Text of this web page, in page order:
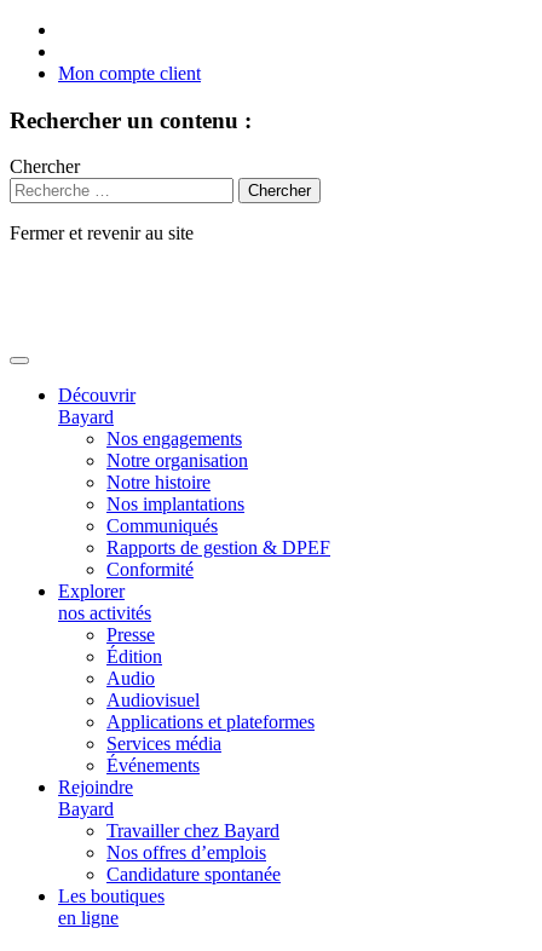
Mon compte client
Rechercher un contenu :
Chercher
Fermer et revenir au site
Découvrir
Bayard
Nos engagements
Notre organisation
Notre histoire
Nos implantations
Communiqués
Rapports de gestion & DPEF
Conformité
Explorer
nos activités
Presse
Édition
Audio
Audiovisuel
Applications et plateformes
Services média
Événements
Rejoindre
Bayard
Travailler chez Bayard
Nos offres d’emplois
Candidature spontanée
Les boutiques
en ligne